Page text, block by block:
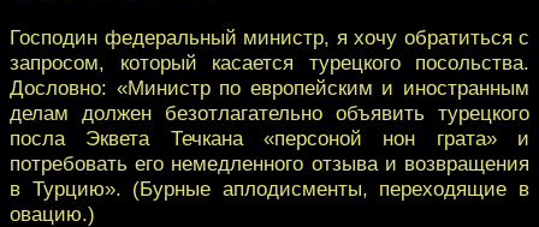
Господин федеральный министр, я хочу обратиться с
запросом, который касается турецкого посольства.
Дословно: «Министр по европейским и иностранным
делам должен безотлагательно объявить турецкого
посла Эквета Течкана «персоной нон грата» и
потребовать его немедленного отзыва и возвращения
в Турцию». (Бурные аплодисменты, переходящие в
овацию.)